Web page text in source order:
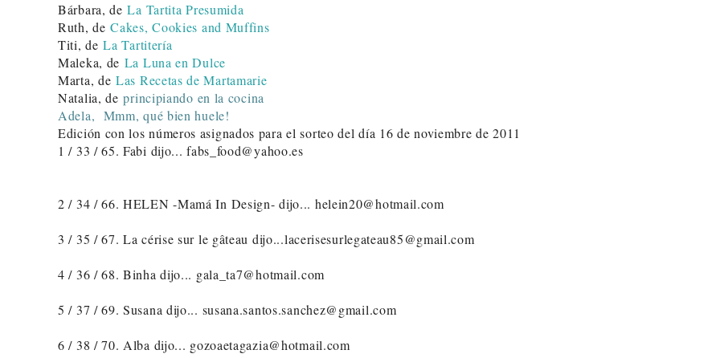
Bárbara, deLa Tartita Presumida
Ruth, deCakes, Cookies and Muffins
Titi, deLa Tartitería
Maleka, de La Luna en Dulce
Marta, de Las Recetas de Martamarie
Natalia, de principiando en la cocina
Adela, Mmm, qué bien huele!
Edición con los números asignados para el sorteo del día 16 de noviembre de 2011
1 / 33 / 65. Fabi dijo... fabs_food@yahoo.es
2 / 34 / 66. HELEN -Mamá In Design- dijo... helein20@hotmail.com
3 / 35 / 67. La cérise sur le gâteau dijo...lacerisesurlegateau85@gmail.com
4 / 36 / 68. Binha dijo... gala_ta7@hotmail.com
5 / 37 / 69. Susana dijo... susana.santos.sanchez@gmail.com
6 / 38 / 70. Alba dijo... gozoaetagazia@hotmail.com